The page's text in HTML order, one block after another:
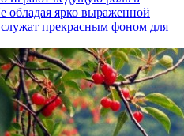
обладая ярко выраженной
прекрасным фоном для